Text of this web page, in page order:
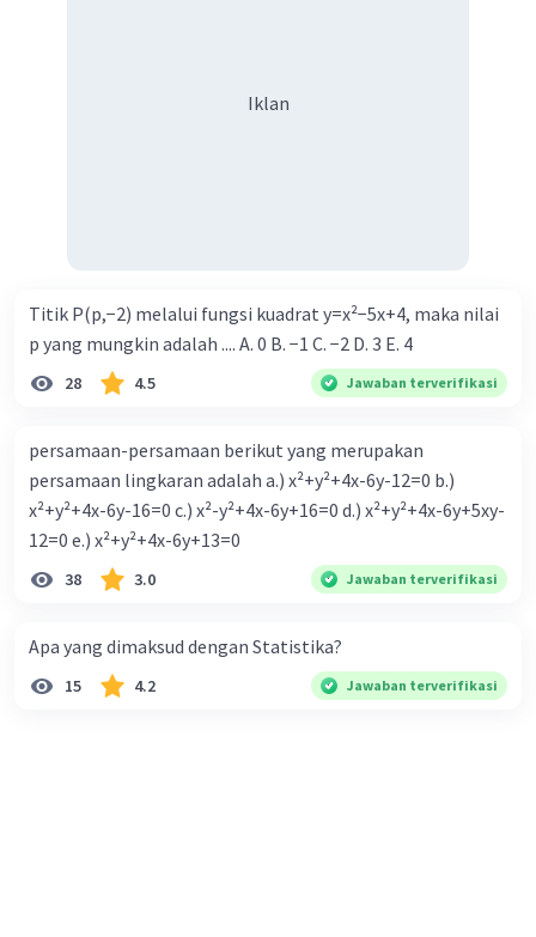
Iklan
Titik P(p,−2) melalui fungsi kuadrat y=x²−5x+4, maka nilai
p yang mungkin adalah .... A. 0 B. −1 C. −2 D. 3 E. 4
28 4.5 Jawaban terverifikasi
persamaan-persamaan berikut yang merupakan
persamaan lingkaran adalah a.) x²+y²+4x-6y-12=0 b.)
x²+y²+4x-6y-16=0 c.) x²-y²+4x-6y+16=0 d.) x²+y²+4x-6y+5xy-
12=0 e.) x²+y²+4x-6y+13=0
38 3.0 Jawaban terverifikasi
Apa yang dimaksud dengan Statistika?
15 4.2 Jawaban terverifikasi